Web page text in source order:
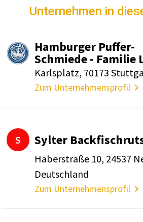
Unternehmen in
Hamburger Puffer-
Schmiede - Familie
Karls­platz, 70173
Zum Unternehmensprofil
S Sylter
Haber­straße 10, 24537
Deutsch­land
Zum Unternehmensprofil